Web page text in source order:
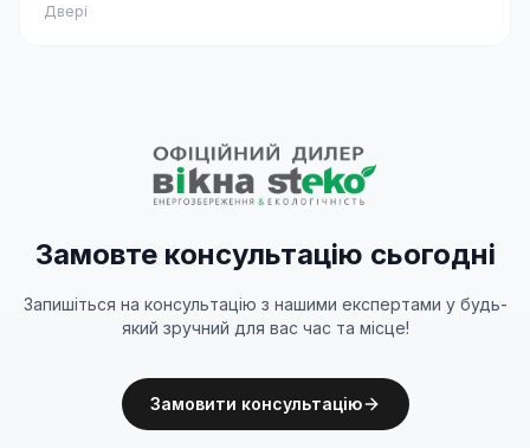
Двері
Замовте консультацію сьогодні
Запишіться на консультацію з нашими експертами у будь-
який зручний для вас час та місце!
Замовити консультацію